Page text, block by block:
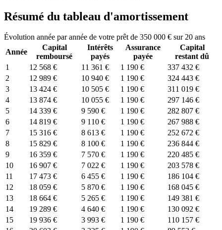
Résumé du tableau d'amortissement
Évolution année par année de votre prêt de 350 000 € sur 20 ans
Année
Capital
remboursé
Intérêts
payés
Assurance
payée
Capital
restant dû
1
12 568 € 11 361 € 1 190 €
337 432 €
2
12 989 € 10 940 € 1 190 €
324 443 €
3
13 424 € 10 505 € 1 190 €
311 019 €
4
13 874 € 10 055 € 1 190 €
297 146 €
5
14 339 € 9 590 € 1 190 €
282 807 €
6
14 819 € 9 110 € 1 190 €
267 988 €
7
15 316 € 8 613 € 1 190 €
252 672 €
8
15 829 € 8 100 € 1 190 €
236 844 €
9
16 359 € 7 570 € 1 190 €
220 485 €
10
16 907 € 7 022 € 1 190 €
203 578 €
11
17 473 € 6 455 € 1 190 €
186 104 €
12
18 059 € 5 870 € 1 190 €
168 045 €
13
18 664 € 5 265 € 1 190 €
149 381 €
14
19 289 € 4 640 € 1 190 €
130 092 €
15
19 936 € 3 993 € 1 190 €
110 157 €